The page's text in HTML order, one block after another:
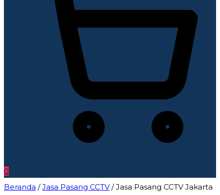
0
Beranda /Jasa Pasang CCTV/ Jasa Pasang CCTV Jakarta